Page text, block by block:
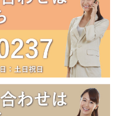
18日）
季休業とさせていただきま
月）
きましては、8月19日
。